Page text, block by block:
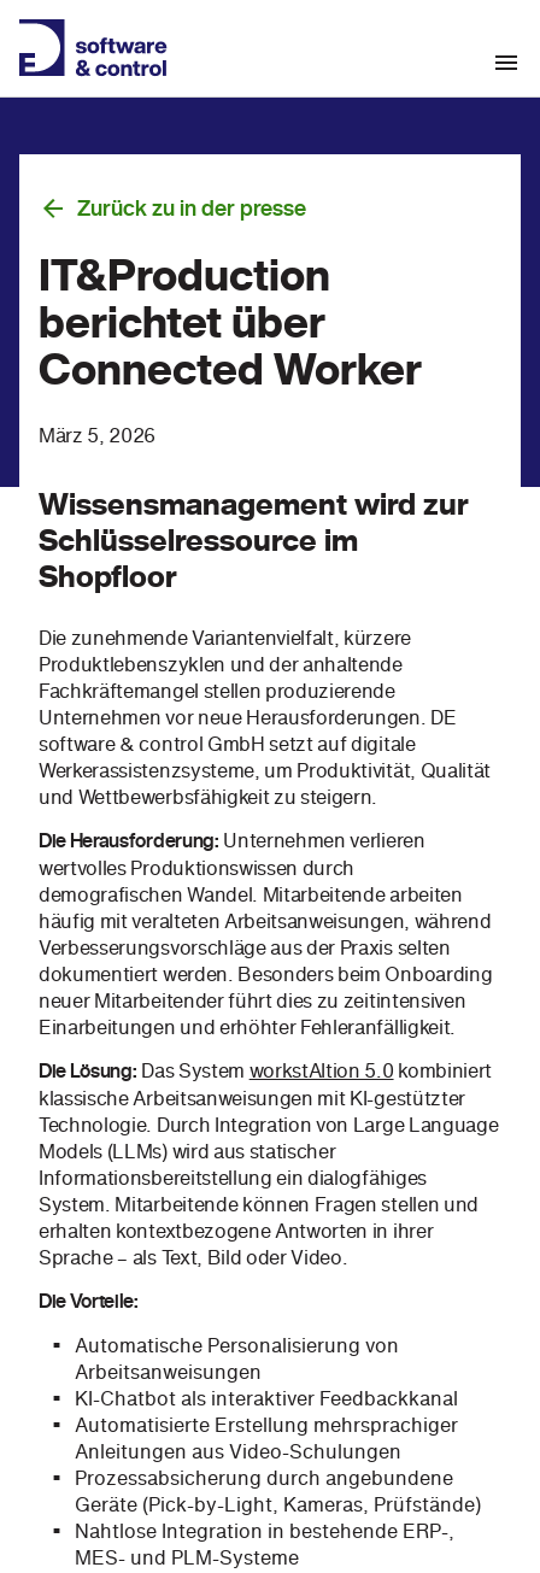
Zurück zu in der presse
IT&Production
berichtet über
Connected Worker
März 5, 2026
Wissensmanagement wird zur
Schlüsselressource im
Shopfloor
Die zunehmende Variantenvielfalt, kürzere
Produktlebenszyklen und der anhaltende
Fachkräftemangel stellen produzierende
Unternehmen vor neue Herausforderungen. DE
software & control GmbH setzt auf digitale
Werkerassistenzsysteme, um Produktivität, Qualität
und Wettbewerbsfähigkeit zu steigern.
Die Herausforderung: Unternehmen verlieren
wertvolles Produktionswissen durch
demografischen Wandel. Mitarbeitende arbeiten
häufig mit veralteten Arbeitsanweisungen, während
Verbesserungsvorschläge aus der Praxis selten
dokumentiert werden. Besonders beim Onboarding
neuer Mitarbeitender führt dies zu zeitintensiven
Einarbeitungen und erhöhter Fehleranfälligkeit.
Die Lösung: Das System workstAItion 5.0 kombiniert
klassische Arbeitsanweisungen mit KI-gestützter
Technologie. Durch Integration von Large Language
Models (LLMs) wird aus statischer
Informationsbereitstellung ein dialogfähiges
System. Mitarbeitende können Fragen stellen und
erhalten kontextbezogene Antworten in ihrer
Sprache – als Text, Bild oder Video.
Die Vorteile:
Automatische Personalisierung von
Arbeitsanweisungen
KI-Chatbot als interaktiver Feedbackkanal
Automatisierte Erstellung mehrsprachiger
Anleitungen aus Video-Schulungen
Prozessabsicherung durch angebundene
Geräte (Pick-by-Light, Kameras, Prüfstände)
Nahtlose Integration in bestehende ERP-,
MES- und PLM-Systeme